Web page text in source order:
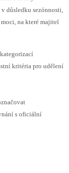
důsledku sezónnosti,
na které majitel
kritéria pro udělení
s oficiální